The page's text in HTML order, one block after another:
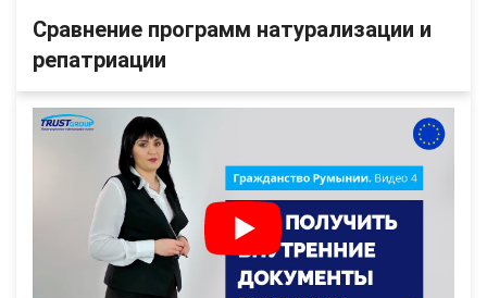
Сравнение программ натурализации и
репатриации